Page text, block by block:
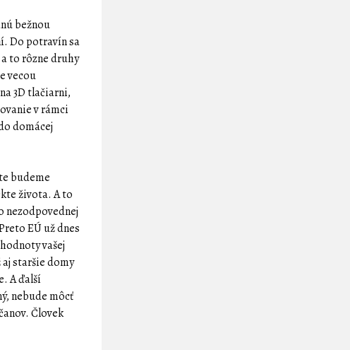
bežnou
Do potravín sa
to rôzne druhy
vecou
3D tlačiarni,
v rámci
domácej
budeme
života. A to
nezodpovednej
EÚ už dnes
vašej
staršie domy
A ďalší
nebude môcť
Človek